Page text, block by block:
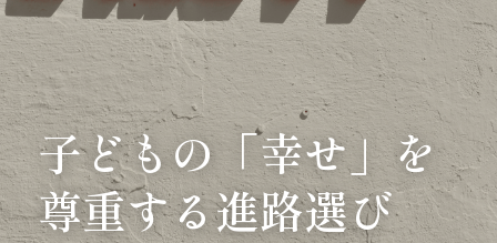
塾長ブログ
お問い合わせ
英語診断ドックを予約する
子どもの「幸せ」を
尊重する進路選び